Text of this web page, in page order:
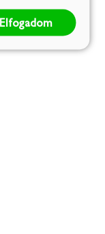
Elfogadom